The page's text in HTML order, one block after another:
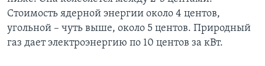
Стоимость ядерной энергии около 4 центов,
угольной – чуть выше, около 5 центов. Природный
газ дает электроэнергию по 10 центов за кВт.